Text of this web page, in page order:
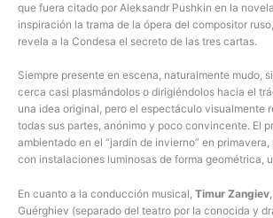
que fuera citado por Aleksandr Pushkin en la
inspiración la trama de la ópera del compositor
revela a la Condesa el secreto de las tres cartas.
Siempre presente en escena, naturalmente mudo,
cerca casi plasmándolos o dirigiéndolos hacia el
una idea original, pero el espectáculo visualmente
todas sus partes, anónimo y poco convincente. El
ambientado en el “jardín de invierno” en
con instalaciones luminosas de forma geométrica,
En cuanto a la conducción musical, Timur Zangiev
Guérghiev (separado del teatro por la conocida y